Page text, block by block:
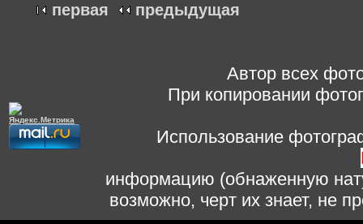
первая предыдущая
Автор всех
При копировании
Использование
информацию (обнаженную
возможно, черт их знает, не